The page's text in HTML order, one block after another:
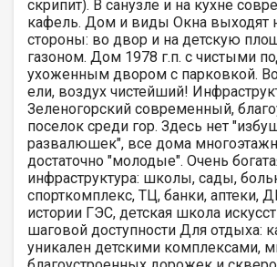
скрипит). В санузле и на кухне
кафель. Дом и виды Окна выходят
стороны: во двор и на детскую
газоном. Дом 1978 г.п. с чистыми
ухоженным двором с парковкой.
ели, воздух чистейший!
Зеленогорский современный,
поселок среди гор. Здесь нет
развалюшек", все дома
достаточно "молодые". Очень
инфраструктура: школы, сады,
спорткомплекс, ТЦ, банки, аптеки,
истории ГЭС, детская школа
шаговой доступности Для отдыха:
уникален детскими комплексами,